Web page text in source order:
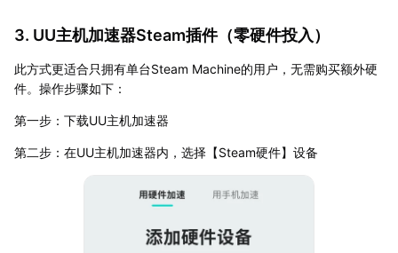
3. UU主机加速器Steam插件（零硬件投入）
此方式更适合只拥有单台Steam Machine的用户，无需购买额外硬
件。操作步骤如下：
第一步：下载UU主机加速器
第二步：在UU主机加速器内，选择【Steam硬件】设备